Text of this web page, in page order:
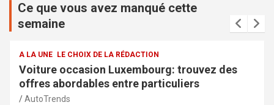
Ce que vous avez manqué cette
semaine
DE LA RÉDACTION
Luxembourg: trouvez des
entre particuliers
Services de